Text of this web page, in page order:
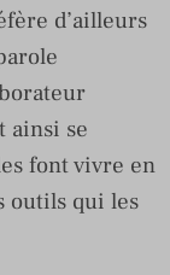
d’ailleurs
ainsi se
font vivre en
outils qui les